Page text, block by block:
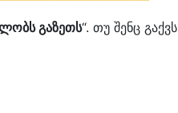
გაზეთს“. თუ შენც გაქვს